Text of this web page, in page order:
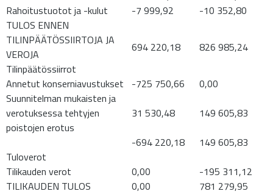
Rahoitustuotot ja -kulut
-7 999,92
-10 352,80
TULOS ENNEN
TILINPÄÄTÖSSIIRTOJA JA
VEROJA
694 220,18
826 985,24
Tilinpäätössiirrot
Annetut konserniavustukset
-725 750,66
0,00
Suunnitelman mukaisten ja
verotuksessa tehtyjen
poistojen erotus
31 530,48
149 605,83
-694 220,18
149 605,83
Tuloverot
Tilikauden verot
0,00
-195 311,12
TILIKAUDEN TULOS
0,00 781 279,95